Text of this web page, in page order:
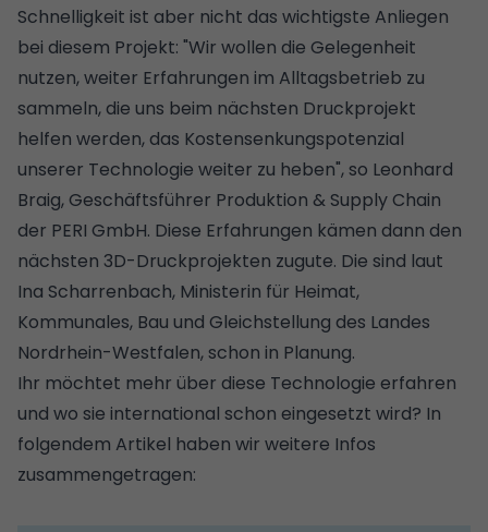
Schnelligkeit ist aber nicht das wichtigste Anliegen
bei diesem Projekt: "Wir wollen die Gelegenheit
nutzen, weiter Erfahrungen im Alltagsbetrieb zu
sammeln, die uns beim nächsten Druckprojekt
helfen werden, das Kostensenkungspotenzial
unserer Technologie weiter zu heben", so Leonhard
Braig, Geschäftsführer Produktion & Supply Chain
der PERI GmbH. Diese Erfahrungen kämen dann den
nächsten 3D-Druckprojekten zugute. Die sind laut
Ina Scharrenbach, Ministerin für Heimat,
Kommunales, Bau und Gleichstellung des Landes
Nordrhein-Westfalen, schon in Planung.
Ihr möchtet mehr über diese Technologie erfahren
und wo sie international schon eingesetzt wird? In
folgendem Artikel haben wir weitere Infos
zusammengetragen: